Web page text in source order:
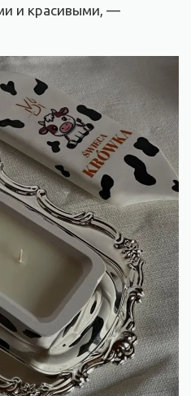
и красивыми, —